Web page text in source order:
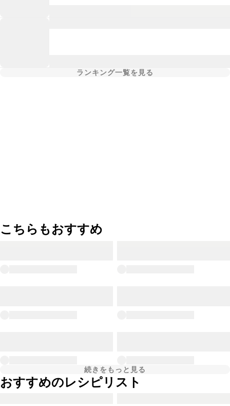
ランキング一覧を見る
こちらもおすすめ
続きをもっと見る
おすすめのレシピリスト